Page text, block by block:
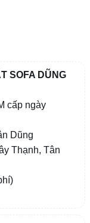
SOFA DŨNG
cấp ngày
Dũng
Thạnh, Tân